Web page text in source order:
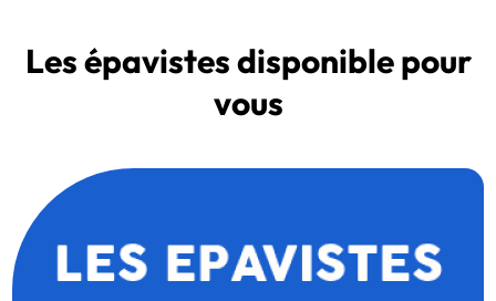
Les épavistes disponible pour
vous